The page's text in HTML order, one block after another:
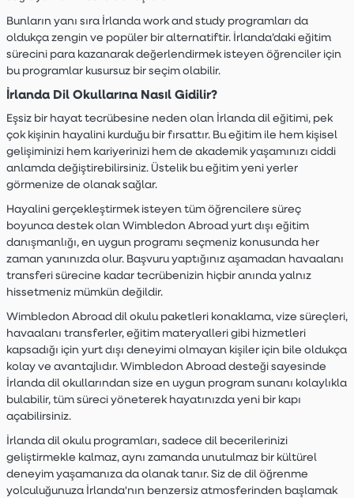
Bunların yanı sıra İrlanda work and study programları da
oldukça zengin ve popüler bir alternatiftir. İrlanda’daki eğitim
sürecini para kazanarak değerlendirmek isteyen öğrenciler için
bu programlar kusursuz bir seçim olabilir.
İrlanda Dil Okullarına Nasıl Gidilir?
Eşsiz bir hayat tecrübesine neden olan İrlanda dil eğitimi, pek
çok kişinin hayalini kurduğu bir fırsattır. Bu eğitim ile hem kişisel
gelişiminizi hem kariyerinizi hem de akademik yaşamınızı ciddi
anlamda değiştirebilirsiniz. Üstelik bu eğitim yeni yerler
görmenize de olanak sağlar.
Hayalini gerçekleştirmek isteyen tüm öğrencilere süreç
boyunca destek olan Wimbledon Abroad yurt dışı eğitim
danışmanlığı, en uygun programı seçmeniz konusunda her
zaman yanınızda olur. Başvuru yaptığınız aşamadan havaalanı
transferi sürecine kadar tecrübenizin hiçbir anında yalnız
hissetmeniz mümkün değildir.
Wimbledon Abroad dil okulu paketleri konaklama, vize süreçleri,
havaalanı transferler, eğitim materyalleri gibi hizmetleri
kapsadığı için yurt dışı deneyimi olmayan kişiler için bile oldukça
kolay ve avantajlıdır. Wimbledon Abroad desteği sayesinde
İrlanda dil okullarından size en uygun program sunanı kolaylıkla
bulabilir, tüm süreci yöneterek hayatınızda yeni bir kapı
açabilirsiniz.
İrlanda dil okulu programları, sadece dil becerilerinizi
geliştirmekle kalmaz, aynı zamanda unutulmaz bir kültürel
deneyim yaşamanıza da olanak tanır. Siz de dil öğrenme
yolculuğunuza İrlanda'nın benzersiz atmosferinden başlamak